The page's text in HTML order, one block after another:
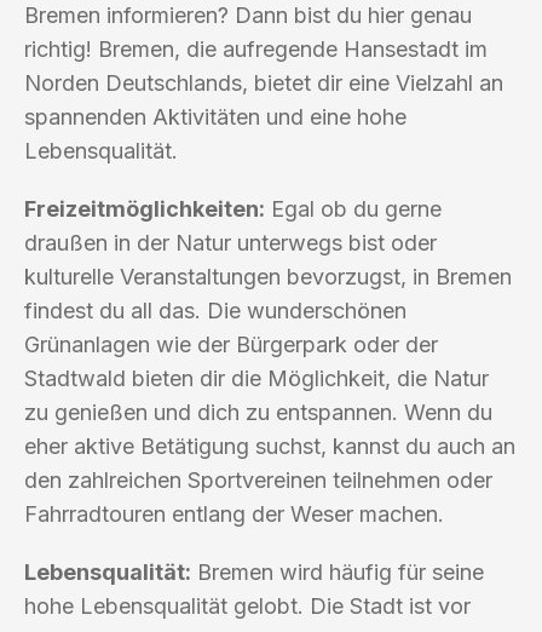
Bremen informieren? Dann bist du hier genau
richtig! Bremen, die aufregende Hansestadt im
Norden Deutschlands, bietet dir eine Vielzahl an
spannenden Aktivitäten und eine hohe
Lebensqualität.
Freizeitmöglichkeiten: Egal ob du gerne
draußen in der Natur unterwegs bist oder
kulturelle Veranstaltungen bevorzugst, in Bremen
findest du all das. Die wunderschönen
Grünanlagen wie der Bürgerpark oder der
Stadtwald bieten dir die Möglichkeit, die Natur
zu genießen und dich zu entspannen. Wenn du
eher aktive Betätigung suchst, kannst du auch an
den zahlreichen Sportvereinen teilnehmen oder
Fahrradtouren entlang der Weser machen.
Lebensqualität: Bremen wird häufig für seine
hohe Lebensqualität gelobt. Die Stadt ist vor